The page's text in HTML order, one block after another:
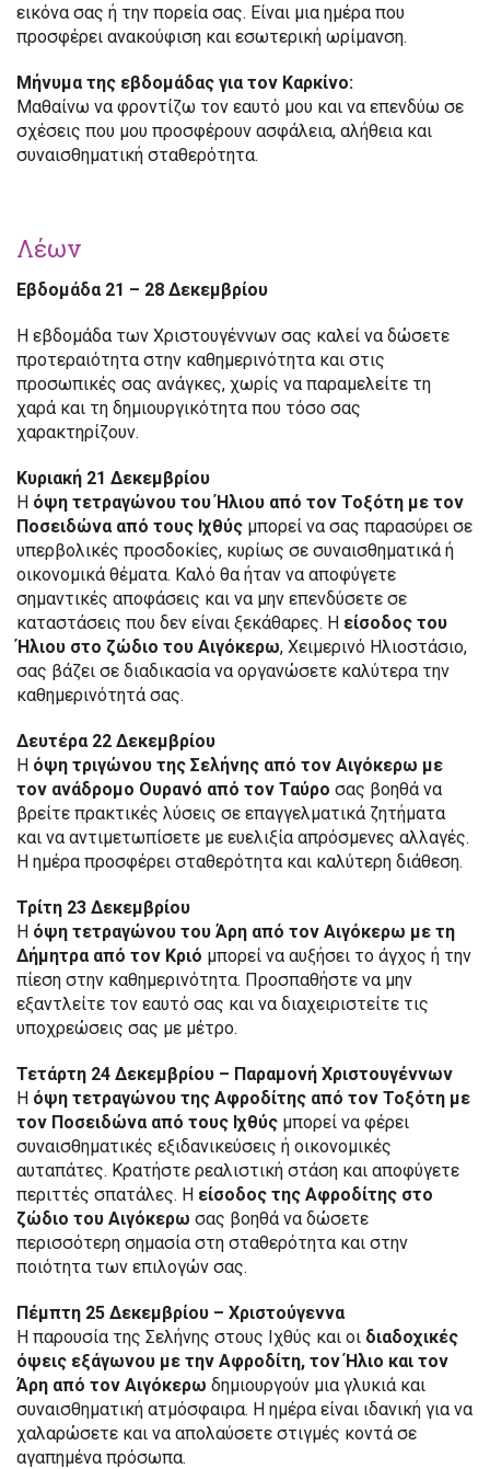
εικόνα σας ή την πορεία σας. Είναι μια ημέρα που
προσφέρει ανακούφιση και εσωτερική ωρίμανση.
Μήνυμα της εβδομάδας για τον Καρκίνο:
Μαθαίνω να φροντίζω τον εαυτό μου και να επενδύω σε
σχέσεις που μου προσφέρουν ασφάλεια, αλήθεια και
συναισθηματική σταθερότητα.
Λέων
Εβδομάδα 21 – 28 Δεκεμβρίου
Η εβδομάδα των Χριστουγέννων σας καλεί να δώσετε
προτεραιότητα στην καθημερινότητα και στις
προσωπικές σας ανάγκες, χωρίς να παραμελείτε τη
χαρά και τη δημιουργικότητα που τόσο σας
χαρακτηρίζουν.
Κυριακή 21 Δεκεμβρίου
Η όψη τετραγώνου του Ήλιου από τον Τοξότη με τον
Ποσειδώνα από τους Ιχθύς μπορεί να σας παρασύρει σε
υπερβολικές προσδοκίες, κυρίως σε συναισθηματικά ή
οικονομικά θέματα. Καλό θα ήταν να αποφύγετε
σημαντικές αποφάσεις και να μην επενδύσετε σε
καταστάσεις που δεν είναι ξεκάθαρες. Η είσοδος του
Ήλιου στο ζώδιο του Αιγόκερω, Χειμερινό Ηλιοστάσιο,
σας βάζει σε διαδικασία να οργανώσετε καλύτερα την
καθημερινότητά σας.
Δευτέρα 22 Δεκεμβρίου
Η όψη τριγώνου της Σελήνης από τον Αιγόκερω με
τον ανάδρομο Ουρανό από τον Ταύρο σας βοηθά να
βρείτε πρακτικές λύσεις σε επαγγελματικά ζητήματα
και να αντιμετωπίσετε με ευελιξία απρόσμενες αλλαγές.
Η ημέρα προσφέρει σταθερότητα και καλύτερη διάθεση.
Τρίτη 23 Δεκεμβρίου
Η όψη τετραγώνου του Άρη από τον Αιγόκερω με τη
Δήμητρα από τον Κριό μπορεί να αυξήσει το άγχος ή την
πίεση στην καθημερινότητα. Προσπαθήστε να μην
εξαντλείτε τον εαυτό σας και να διαχειριστείτε τις
υποχρεώσεις σας με μέτρο.
Τετάρτη 24 Δεκεμβρίου – Παραμονή Χριστουγέννων
Η όψη τετραγώνου της Αφροδίτης από τον Τοξότη με
τον Ποσειδώνα από τους Ιχθύς μπορεί να φέρει
συναισθηματικές εξιδανικεύσεις ή οικονομικές
αυταπάτες. Κρατήστε ρεαλιστική στάση και αποφύγετε
περιττές σπατάλες. Η είσοδος της Αφροδίτης στο
ζώδιο του Αιγόκερω σας βοηθά να δώσετε
περισσότερη σημασία στη σταθερότητα και στην
ποιότητα των επιλογών σας.
Πέμπτη 25 Δεκεμβρίου – Χριστούγεννα
Η παρουσία της Σελήνης στους Ιχθύς και οι διαδοχικές
όψεις εξάγωνου με την Αφροδίτη, τον Ήλιο και τον
Άρη από τον Αιγόκερω δημιουργούν μια γλυκιά και
συναισθηματική ατμόσφαιρα. Η ημέρα είναι ιδανική για να
χαλαρώσετε και να απολαύσετε στιγμές κοντά σε
αγαπημένα πρόσωπα.